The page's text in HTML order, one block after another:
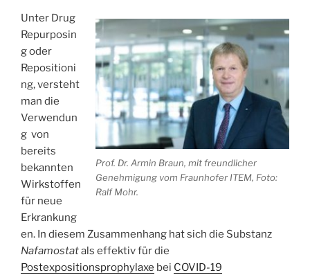
Prof. Dr. Armin Braun, mit freundlicher
Genehmigung vom Fraunhofer ITEM, Foto:
Ralf Mohr.
Unter Drug
Repurposin
g oder
Repositioni
ng, versteht
man die
Verwendun
g von
bereits
bekannten
Wirkstoffen
für neue
Erkrankung
en. In diesem Zusammenhang hat sich die Substanz
Nafamostatals effektiv für die
Postexpositionsprophylaxe bei COVID-19